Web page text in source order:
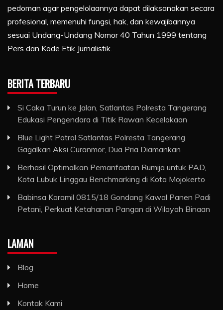
pedoman agar pengelolaannya dapat dilaksanakan secara
profesional, memenuhi fungsi, hak, dan kewajibannya
sesuai Undang-Undang Nomor 40 Tahun 1999 tentang
Pers dan Kode Etik Jurnalistik.
BERITA TERBARU
Si Caka Turun ke Jalan, Satlantas Polresta Tangerang
Edukasi Pengendara di Titik Rawan Kecelakaan
Blue Light Patrol Satlantas Polresta Tangerang
Gagalkan Aksi Curanmor, Dua Pria Diamankan
Berhasil Optimalkan Pemanfaatan Rumija untuk PAD,
Kota Lubuk Linggau Benchmarking di Kota Mojokerto
Babinsa Koramil 0815/18 Gondang Kawal Panen Padi
Petani, Perkuat Ketahanan Pangan di Wilayah Binaan
LAMAN
Blog
Home
Kontak Kami